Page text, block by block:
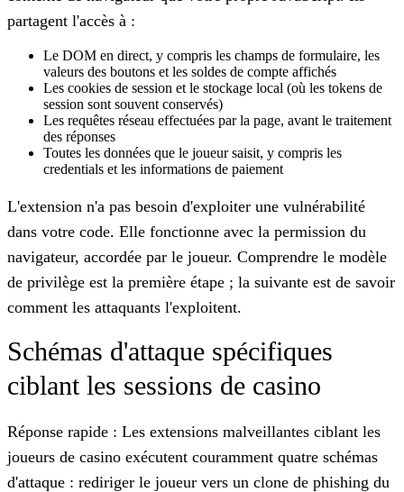
partagent l'accès à :
Le DOM en direct, y compris les champs de formulaire, les
valeurs des boutons et les soldes de compte affichés
Les cookies de session et le stockage local (où les tokens de
session sont souvent conservés)
Les requêtes réseau effectuées par la page, avant le traitement
des réponses
Toutes les données que le joueur saisit, y compris les
credentials et les informations de paiement
L'extension n'a pas besoin d'exploiter une vulnérabilité
dans votre code. Elle fonctionne avec la permission du
navigateur, accordée par le joueur. Comprendre le modèle
de privilège est la première étape ; la suivante est de savoir
comment les attaquants l'exploitent.
Schémas d'attaque spécifiques
ciblant les sessions de casino
Réponse rapide : Les extensions malveillantes ciblant les
joueurs de casino exécutent couramment quatre schémas
d'attaque : rediriger le joueur vers un clone de phishing du